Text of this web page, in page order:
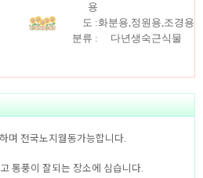
용
도 :
분류 :
화분용,정원용,조경용
다년생숙근식물
며 전국노지월동가능합니다.
통풍이 잘되는 장소에 심습니다.